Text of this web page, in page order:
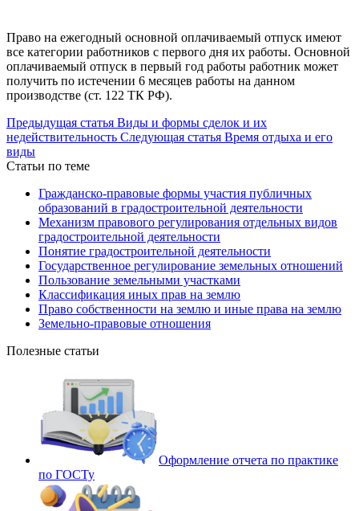
Право на ежегодный основной оплачиваемый отпуск имеют
все категории работников с первого дня их работы. Основной
оплачиваемый отпуск в первый год работы работник может
получить по истечении 6 месяцев работы на данном
производстве (ст. 122 ТК РФ).
Предыдущая статья Виды и формы сделок и их
недействительность Следующая статья Время отдыха и его
виды
Статьи по теме
Гражданско-правовые формы участия публичных
образований в градостроительной деятельности
Механизм правового регулирования отдельных видов
градостроительной деятельности
Понятие градостроительной деятельности
Государственное регулирование земельных отношений
Пользование земельными участками
Классификация иных прав на землю
Право собственности на землю и иные права на землю
Земельно-правовые отношения
Полезные статьи
Оформление отчета по практике
по ГОСТу